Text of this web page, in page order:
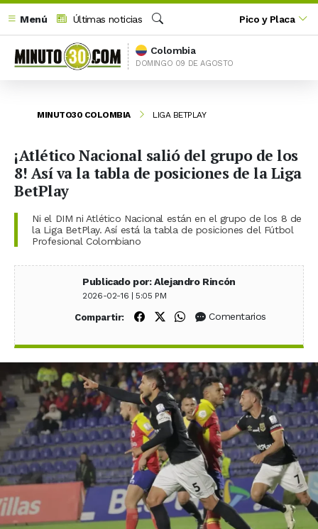
Menú
Últimas noticias
Buscar
Pico y Placa
Colombia
DOMINGO 09 DE AGOSTO
MINUTO30 COLOMBIA LIGA BETPLAY
¡Atlético Nacional salió del grupo de los
8! Así va la tabla de posiciones de la Liga
BetPlay
Ni el DIM ni Atlético Nacional están en el grupo de los 8 de
la Liga BetPlay. Así está la tabla de posiciones del Fútbol
Profesional Colombiano
Publicado por: Alejandro Rincón
2026-02-16 | 5:05 PM
Compartir: Compartir en Facebook
Compartir en X (Twitter)
Compartir en WhatsApp
Comentarios